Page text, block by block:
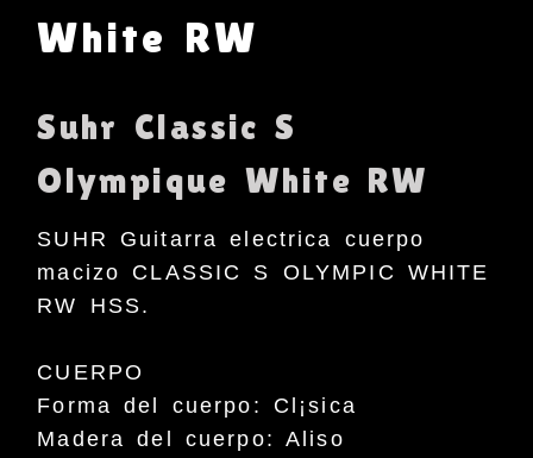
White RW
Suhr Classic S
Olympique White RW
SUHR Guitarra electrica cuerpo
macizo CLASSIC S OLYMPIC WHITE
RW HSS.
CUERPO
Forma del cuerpo: Cl¡sica
Madera del cuerpo: Aliso